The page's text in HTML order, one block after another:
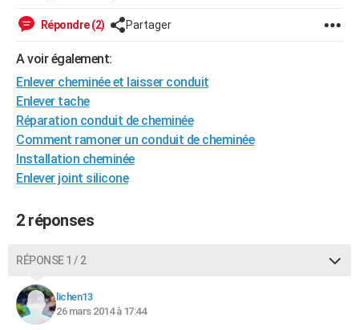
Répondre (2) Partager
A voir également:
Enlever cheminée et laisser conduit
Enlever tache
Réparation conduit de cheminée
Comment ramoner un conduit de cheminée
Installation cheminée
Enlever joint silicone
2 réponses
RÉPONSE 1 / 2
lichen13
26 mars 2014 à 17:44